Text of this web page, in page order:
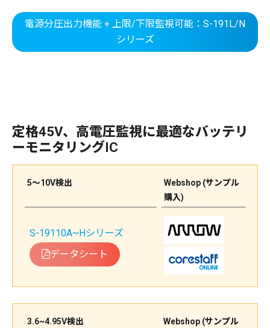
電源分圧出力機能 + 上限/下限監視可能：S-191L/N
シリーズ
定格45V、高電圧監視に最適なバッテリ
ーモニタリングIC
5～10V検出
Webshop (サンプル
購入)
S-19110A~Hシリーズ
データシート
3.6~4.95V検出
Webshop (サンプル